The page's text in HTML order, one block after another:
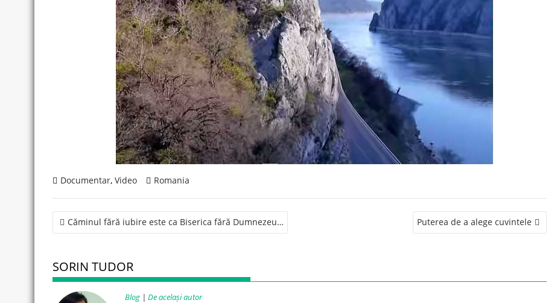
Documentar, Video Romania
Post
navigation
Căminul fără iubire este ca Biserica fără Dumnezeu… Puterea de a alege cuvintele
SORIN TUDOR
Blog | De același autor